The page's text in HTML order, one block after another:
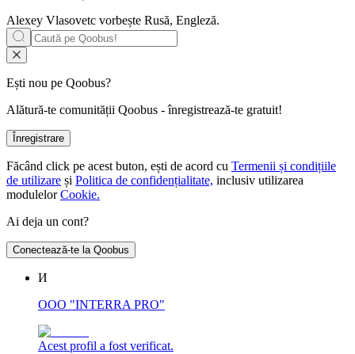
Alexey Vlasovetc vorbește Rusă, Engleză.
Ești nou pe Qoobus?
Alătură-te comunității Qoobus - înregistrează-te gratuit!
Înregistrare
Făcând click pe acest buton, ești de acord cu Termenii și condițiile
de utilizare și Politica de confidențialitate, inclusiv utilizarea
modulelor Cookie.
Ai deja un cont?
Conectează-te la Qoobus
И
OOO "INTERRA PRO"
Acest profil a fost verificat.